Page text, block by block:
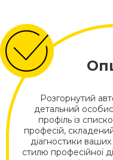
Розгорнутий
детальний
профіль із
професій,
діагностики ваших
стилю професійної